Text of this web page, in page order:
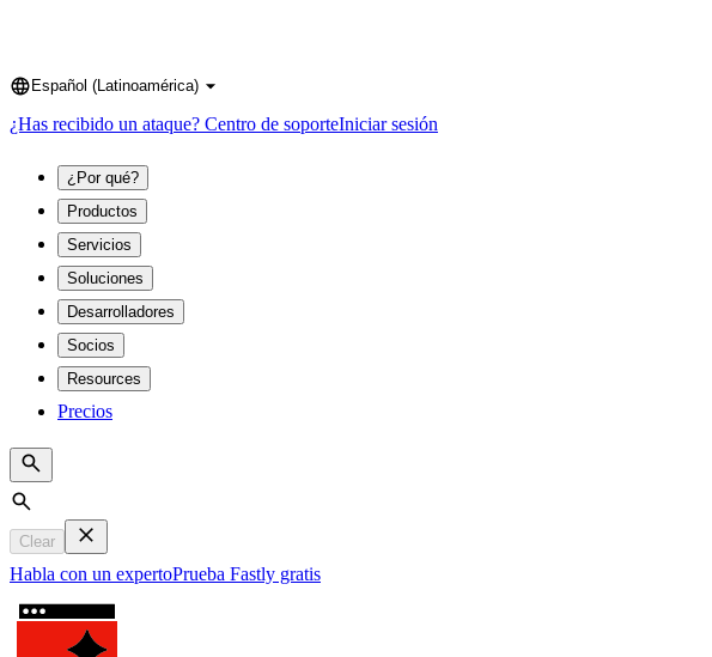
Language
Español (Latinoamérica)
¿Has recibido un ataque? Centro de soporteIniciar sesión
¿Por qué?
Productos
Servicios
Soluciones
Desarrolladores
Socios
Resources
Precios
Search
Clear
Habla con un expertoPrueba Fastly gratis